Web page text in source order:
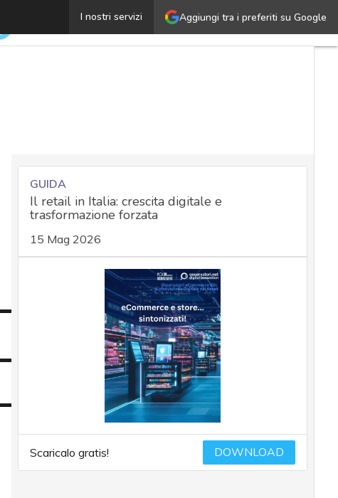
Aggiungi tra i preferiti su Google
I nostri servizi
AI e commercio online: lo scontro Amazon-Perplexity
GUIDA
Il retail in Italia: crescita digitale e
trasformazione forzata
15 Mag 2026
Scaricalo gratis! DOWNLOAD